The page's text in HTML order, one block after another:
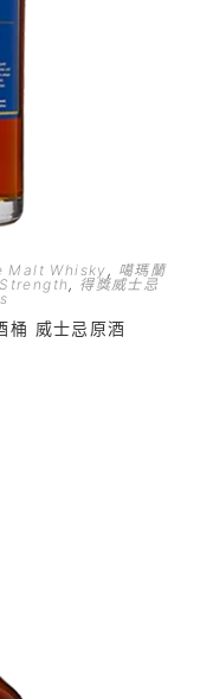
Malt Whisky, 噶瑪蘭
Strength, 得獎威士忌
桶 威士忌原酒